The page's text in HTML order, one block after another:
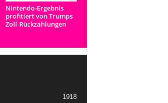
Nintendo-Ergebnis
profitiert von Trumps
Zoll-Rückzahlungen
1918